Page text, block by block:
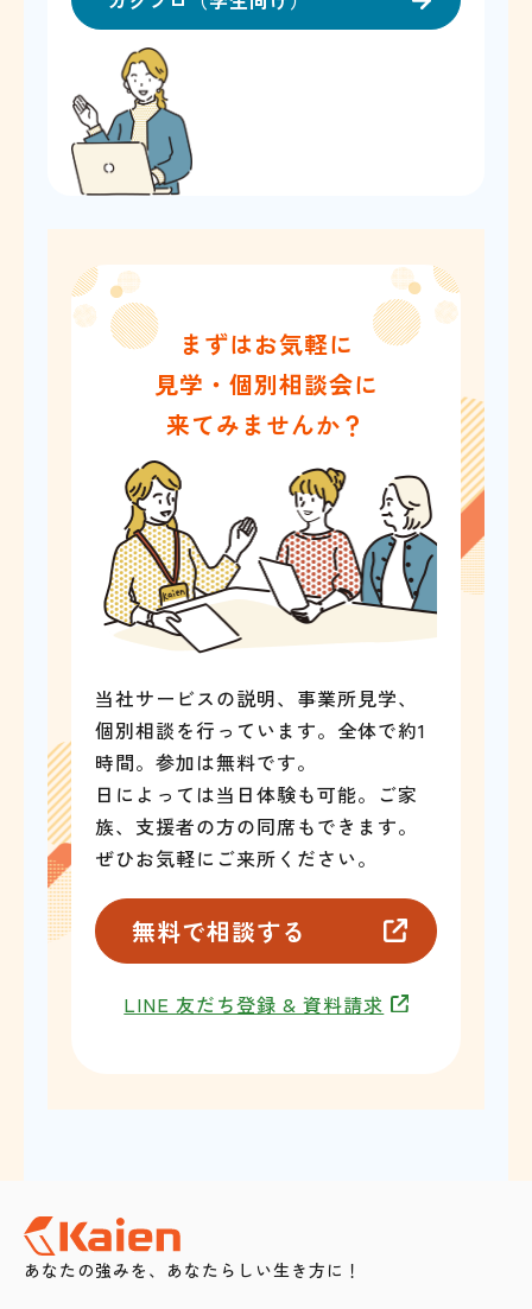
まずはお気軽に
見学・個別相談会に
来てみませんか？
当社サービスの説明、事業所見学、
個別相談を行っています。全体で約1
時間。参加は無料です。
日によっては当日体験も可能。ご家
族、支援者の方の同席もできます。
ぜひお気軽にご来所ください。
無料で相談する
LINE 友だち登録 & 資料請求
あなたの強みを、あなたらしい生き方に！